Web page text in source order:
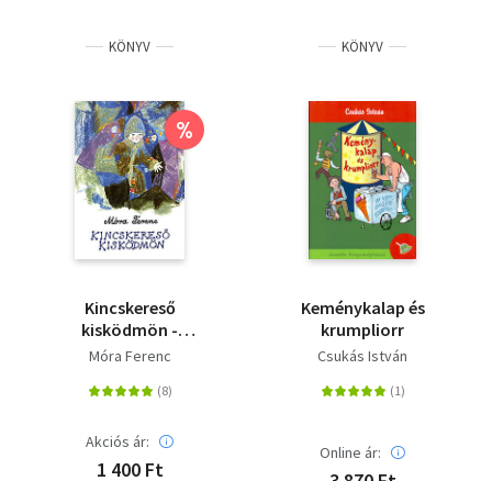
KÖNYV
%
Kincskereső
kisködmön -
Puhatábla
Móra Ferenc
Akciós ár:
1 400 Ft
KÖNYV
Keménykalap és
krumpliorr
Csukás István
Online ár: